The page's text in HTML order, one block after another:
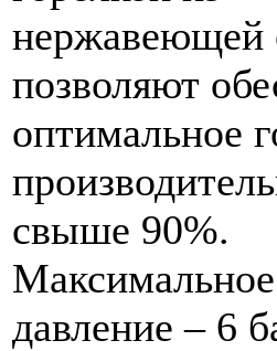
нержавеющей
позволяют
оптимальное
свыше 90%.
давление – 6